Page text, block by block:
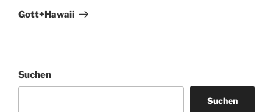
Beitrag
Gott+Hawaii
Suchen
Suchen